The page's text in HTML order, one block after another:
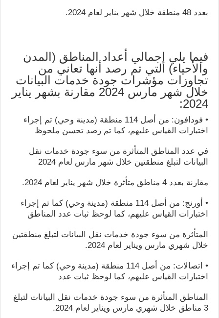
بعدد 48 منطقة خلال شهر يناير لعام 2024.
فيما يلي إجمالي أعداد المناطق (المدن
والأحياء) التي تم رصد أنها تعاني من
تجاوزات مؤشرات جودة خدمات البيانات
خلال شهر مارس 2024 مقارنة بشهر يناير
2024:
• فودافون: من أصل 114 منطقة (مدينة وحي) تم إجراء
اختبارات القياس عليهم، كما تم رصد تحسن ملحوظ
في عدد المناطق المتأثرة من سوء جودة خدمات نقل
البيانات لتبلغ منطقتين خلال شهر مارس لعام 2024
مقارنة بعدد 4 مناطق متأثرة خلال شهر يناير لعام 2024.
• أورنج: من أصل 114 منطقة (مدينة وحي) كما تم إجراء
اختبارات القياس عليهم، كما لوحظ ثبات عدد المناطق
المتأثرة من سوء جودة خدمات نقل البيانات لتبلغ منطقتين
خلال شهري مارس ويناير لعام 2024.
• اتصالات: من أصل 114 منطقة (مدينة وحي) كما تم إجراء
اختبارات القياس عليهم، كما لوحظ ثبات عدد
المناطق المتأثرة من سوء جودة خدمات نقل البيانات لتبلغ
3 مناطق خلال شهري مارس ويناير لعام 2024.